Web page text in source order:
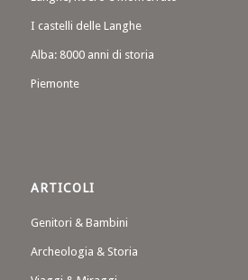
I castelli delle Langhe
Alba: 8000 anni di storia
Piemonte
ARTICOLI
Genitori & Bambini
Archeologia & Storia